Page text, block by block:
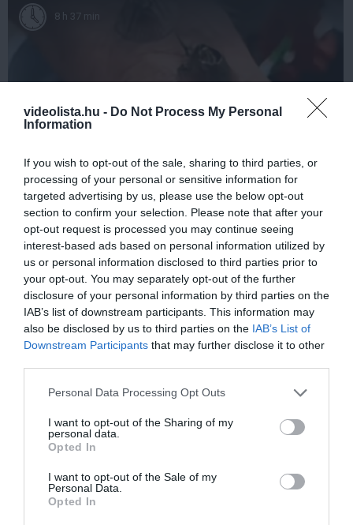
videolista.hu - Do Not Process My Personal
Information
If you wish to opt-out of the sale, sharing to third parties, or
processing of your personal or sensitive information for
targeted advertising by us, please use the below opt-out
section to confirm your selection. Please note that after your
opt-out request is processed you may continue seeing
interest-based ads based on personal information utilized by
us or personal information disclosed to third parties prior to
your opt-out. You may separately opt-out of the further
disclosure of your personal information by third parties on the
IAB’s list of downstream participants. This information may
also be disclosed by us to third parties on the IAB’s List of
Downstream Participants that may further disclose it to other
Please note that this website/app uses one or more Google
not limited to your visit or usage behaviour. You may click to
grant or deny consent to Google and its third-party tags to
use your data for below specified purposes in below Google
consent section.
Personal Data Processing Opt Outs
I want to opt-out of the Sharing of my
personal data.
Opted In
I want to opt-out of the Sale of my
Personal Data.
Opted In
8 h 37 min
5 Hidden Signs You Have Worms Inside Your
Body
More
408
7 h 47 min